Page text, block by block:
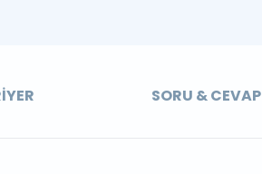
SORU & CEVAP